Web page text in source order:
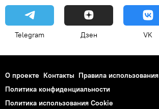
Telegram Дзен VK
О проекте Контакты Правила использования
Политика конфиденциальности
Политика использования Cookie